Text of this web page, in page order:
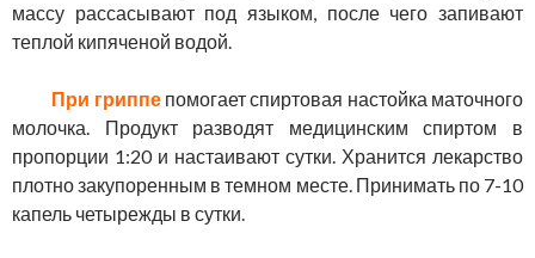
массу рассасывают под языком, после чего запивают
теплой кипяченой водой.
При гриппепомогает спиртовая настойка маточного
молочка. Продукт разводят медицинским спиртом в
пропорции 1:20 и настаивают сутки. Хранится лекарство
плотно закупоренным в темном месте. Принимать по 7-10
капель четырежды в сутки.